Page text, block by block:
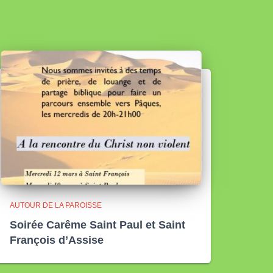
AUTOUR DE LA PAROISSE
Soirée Carême Saint Paul et Saint
François d’Assise